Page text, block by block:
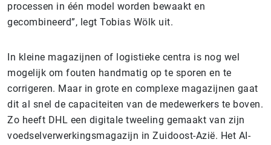
processen in één model worden bewaakt en
gecombineerd”, legt Tobias Wölk uit.
In kleine magazijnen of logistieke centra is nog wel
mogelijk om fouten handmatig op te sporen en te
corrigeren. Maar in grote en complexe magazijnen gaat
dit al snel de capaciteiten van de medewerkers te boven.
Zo heeft DHL een digitale tweeling gemaakt van zijn
voedselverwerkingsmagazijn in Zuidoost-Azië. Het AI-